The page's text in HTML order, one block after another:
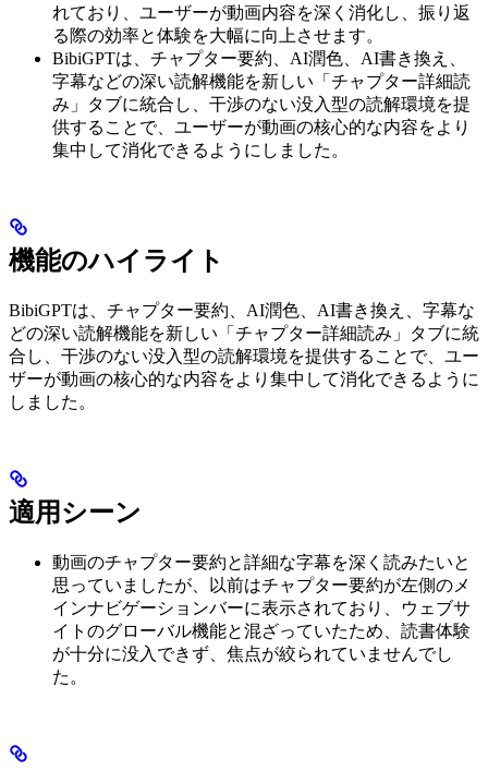
れており、ユーザーが動画内容を深く消化し、振り返
る際の効率と体験を大幅に向上させます。
BibiGPTは、チャプター要約、AI潤色、AI書き換え、
字幕などの深い読解機能を新しい「チャプター詳細読
み」タブに統合し、干渉のない没入型の読解環境を提
供することで、ユーザーが動画の核心的な内容をより
集中して消化できるようにしました。
機能のハイライト
BibiGPTは、チャプター要約、AI潤色、AI書き換え、字幕な
どの深い読解機能を新しい「チャプター詳細読み」タブに統
合し、干渉のない没入型の読解環境を提供することで、ユー
ザーが動画の核心的な内容をより集中して消化できるように
しました。
適用シーン
動画のチャプター要約と詳細な字幕を深く読みたいと
思っていましたが、以前はチャプター要約が左側のメ
インナビゲーションバーに表示されており、ウェブサ
イトのグローバル機能と混ざっていたため、読書体験
が十分に没入できず、焦点が絞られていませんでし
た。